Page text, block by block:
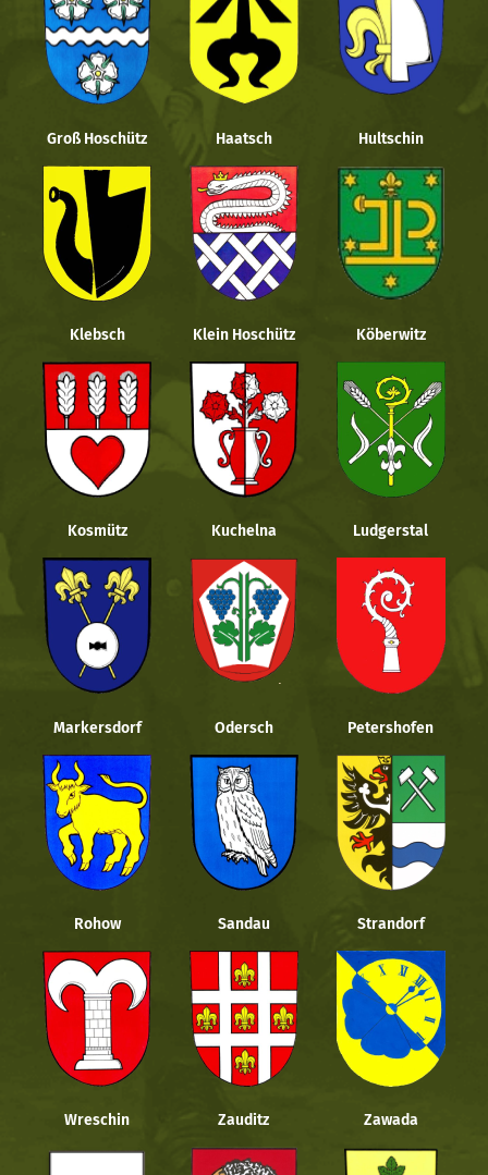
Groß Hoschütz Haatsch Hultschin
Klebsch Klein Hoschütz Köberwitz
Kosmütz Kuchelna Ludgerstal
Markersdorf Odersch Petershofen
Rohow Sandau Strandorf
Wreschin Zauditz Zawada